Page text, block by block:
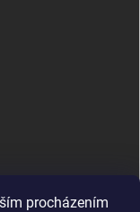
procházením